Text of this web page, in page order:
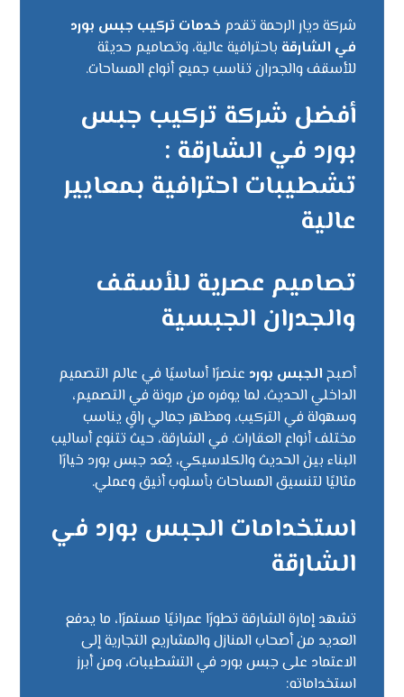
شركة ديار الرحمة تقدم خدمات تركيب جبس بورد
في الشارقة باحترافية عالية، وتصاميم حديثة
للأسقف والجدران تناسب جميع أنواع المساحات.
أفضل شركة تركيب جبس
بورد في الشارقة :
تشطيبات احترافية بمعايير
عالية
تصاميم عصرية للأسقف
والجدران الجبسية
أصبح الجبس بورد عنصرًا أساسيًا في عالم التصميم
الداخلي الحديث، لما يوفره من مرونة في التصميم،
وسهولة في التركيب، ومظهر جمالي راقٍ يناسب
مختلف أنواع العقارات. في الشارقة، حيث تتنوع أساليب
البناء بين الحديث والكلاسيكي، يُعد جبس بورد خيارًا
مثاليًا لتنسيق المساحات بأسلوب أنيق وعملي.
استخدامات الجبس بورد في
الشارقة
تشهد إمارة الشارقة تطورًا عمرانيًا مستمرًا، ما يدفع
العديد من أصحاب المنازل والمشاريع التجارية إلى
الاعتماد على جبس بورد في التشطيبات، ومن أبرز
استخداماته: